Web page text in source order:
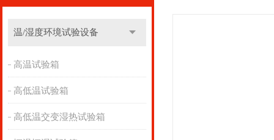
温/湿度环境试验设备
高温试验箱
高低温试验箱
高低温交变湿热试验箱